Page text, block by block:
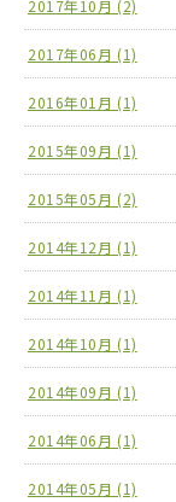
2017年10月 (2)
2017年06月 (1)
2016年01月 (1)
2015年09月 (1)
2015年05月 (2)
2014年12月 (1)
2014年11月 (1)
2014年10月 (1)
2014年09月 (1)
2014年06月 (1)
2014年05月 (1)